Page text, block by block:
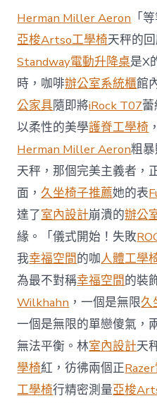
Herman Miller Aeron 「
亞梭Artso工學椅天秤的
Standway電動升降桌是X
時，咖啡辦公室系統櫃館
公家具隨即將iRock T07
以柔性的美學護脊工學椅
Herman Miller Aeron粗
天秤，那個完美主義者，
面，久坐椅子推薦她的表
達了室內設計崩潰的辦公
緣。「儀式開始！失敗
我幸福空間的咖人體工學
為最不對稱幸福空間的裝
Wilkhahn ，一個是無限久
一個是無限的單戀傻氣，
無法平衡。林室內設計天
學椅紅，彷彿兩個正
工學椅行精密測量亞梭